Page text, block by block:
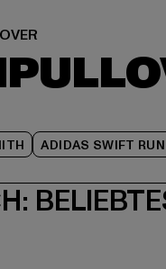
ADIDAS SWIFT RUN